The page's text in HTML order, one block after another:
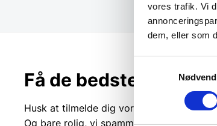
vores trafik. Vi
dem, eller som
Få de bedste tilbud
Husk at tilmelde dig vores nyhedsbrev
Og bare rolig, vi spammer dig ikke, men